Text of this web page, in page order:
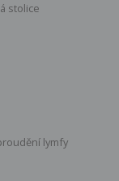
stolice
lymfy